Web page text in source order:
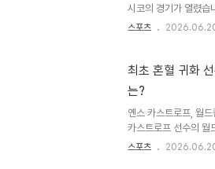
시코의 경기가 열렸습
히메네스 선수가 적
아쉬움에 잠겨 있던
참 동안 이야기를 나
하는 스포츠의 가치를
희찬 선..
스포츠
최초 혼혈 귀화
는?
옌스 카스트로프, 월
카스트로프 선수의 월
에서 한국은 0-1로 석
스포츠